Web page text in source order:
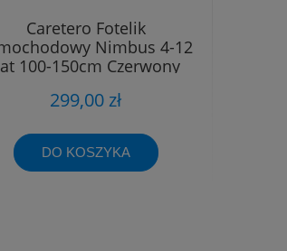
Caretero Fotelik
Nimbus 4-12
100-150cm Czerwony
299,00 zł
DO KOSZYKA